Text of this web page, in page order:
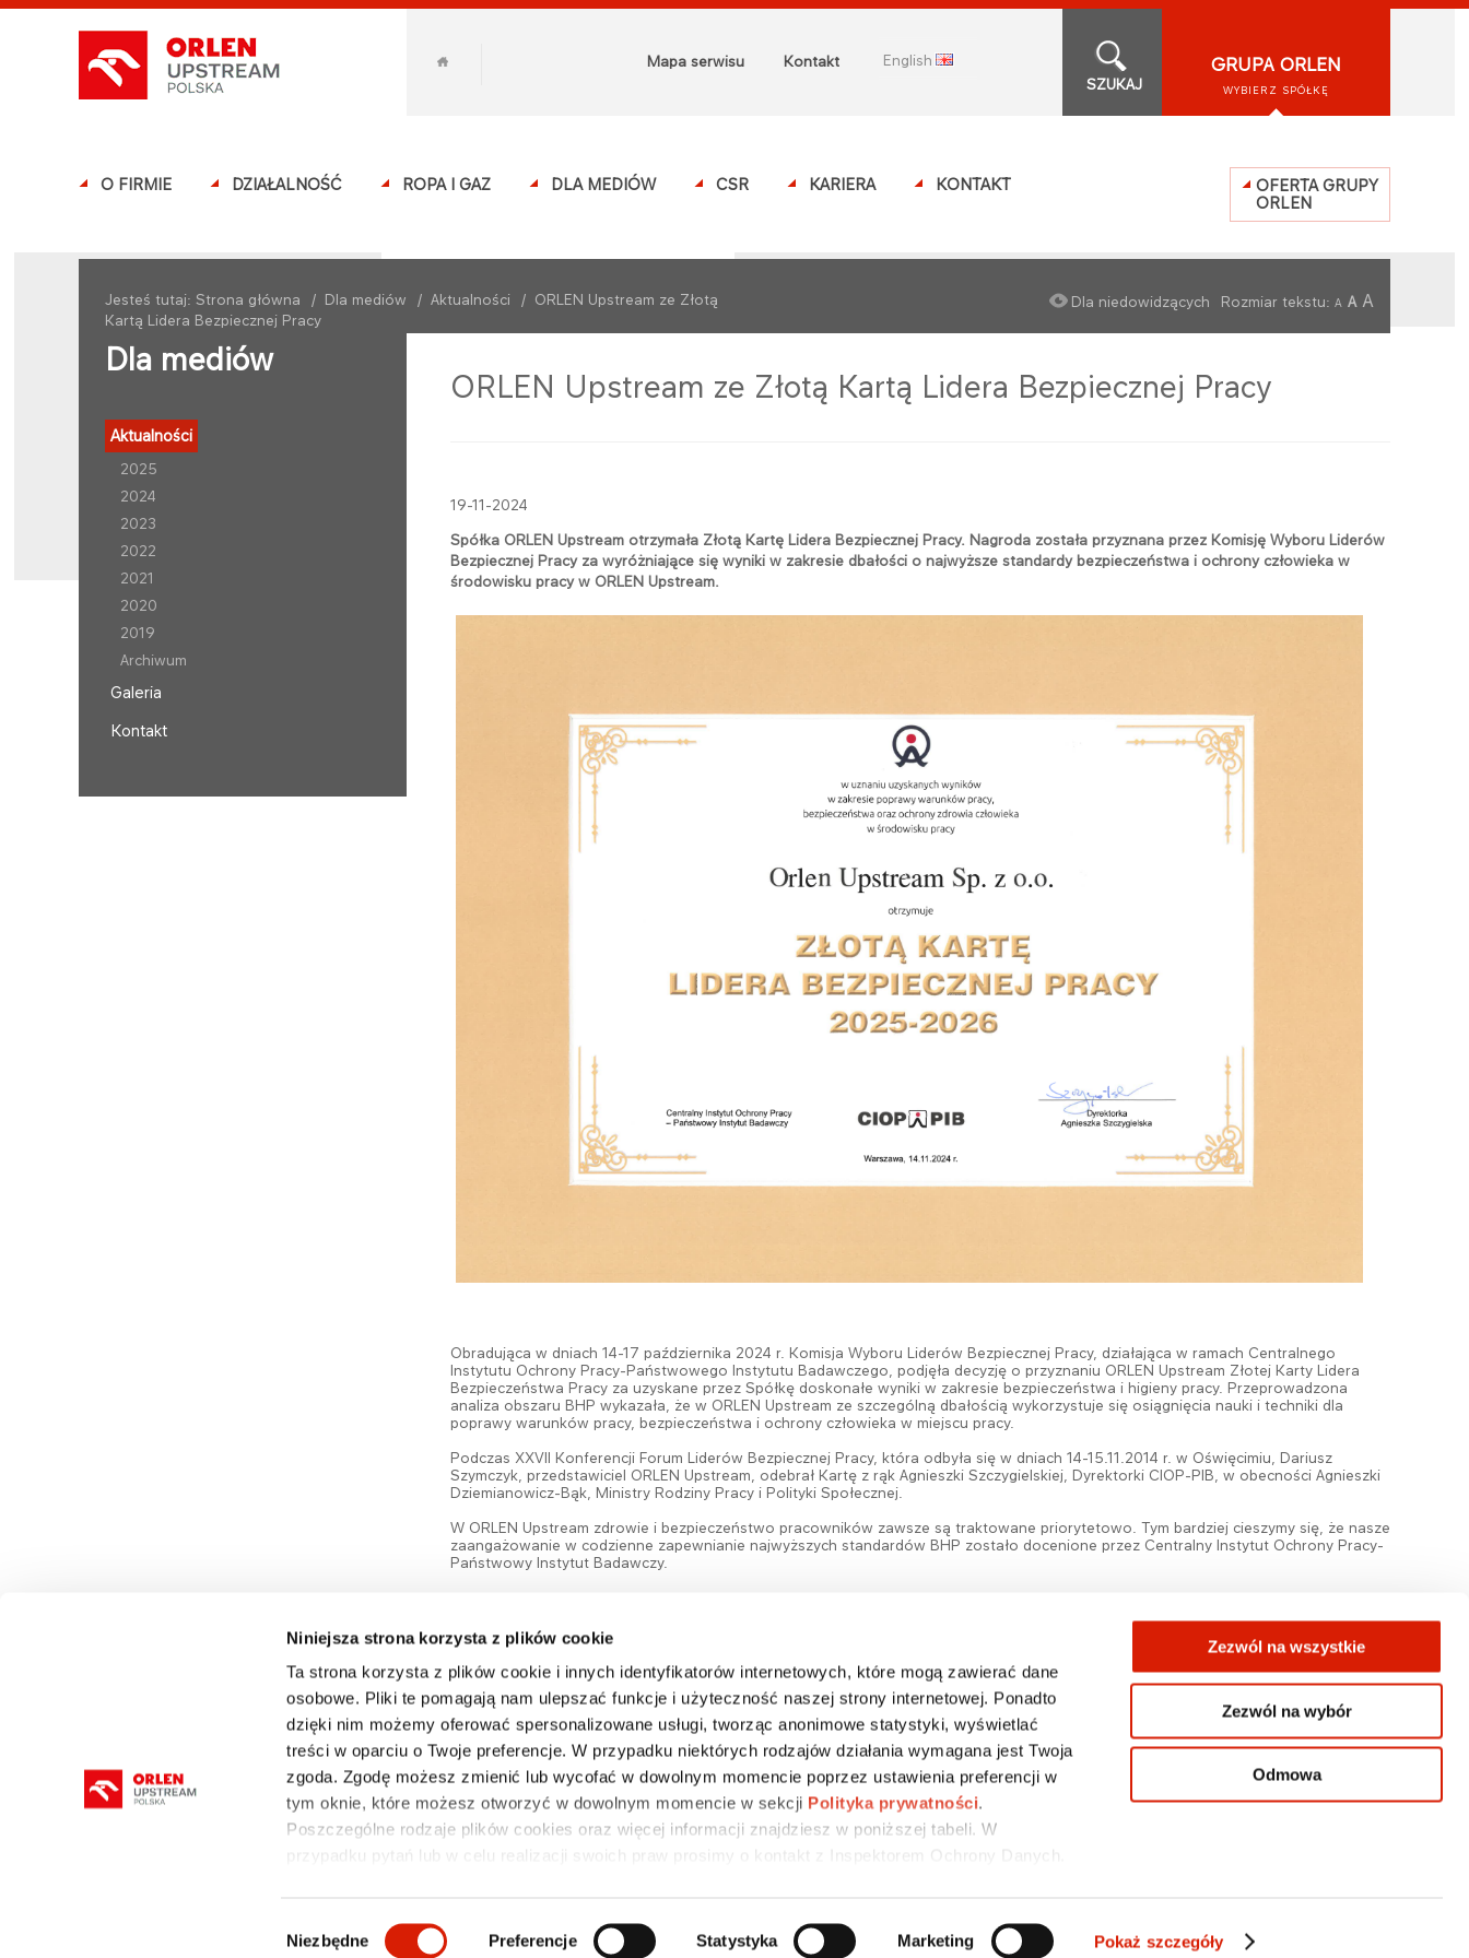
Niniejsza strona korzysta z plików cookie
Ta strona korzysta z plików cookie i innych identyfikatorów internetowych, które mogą zawierać dane
osobowe. Pliki te pomagają nam ulepszać funkcje i użyteczność naszej strony internetowej. Ponadto
dzięki nim możemy oferować spersonalizowane usługi, tworząc anonimowe statystyki, wyświetlać
treści w oparciu o Twoje preferencje. W przypadku niektórych rodzajów działania wymagana jest Twoja
zgoda. Zgodę możesz zmienić lub wycofać w dowolnym momencie poprzez ustawienia preferencji w
tym oknie, które możesz otworzyć w dowolnym momencie w sekcji Polityka prywatności.
Poszczególne rodzaje plików cookies oraz więcej informacji znajdziesz w poniższej tabeli. W
przypadku pytań lub w celu realizacji swoich praw prosimy o kontakt z Inspektorem Ochrony Danych.
zgody
Niezbędne Preferencje Statystyka Marketing Pokaż szczegóły
Zezwól na wszystkie
Zezwól na wybór
Odmowa
Mapa serwisu Kontakt
english
SZUKAJ
GRUPA ORLEN
WYBIERZ SPÓŁKĘ
O FIRMIE DZIAŁALNOŚĆ ROPA I GAZ DLA MEDIÓW CSR KARIERA KONTAKT
OFERTA GRUPY
ORLEN
Jesteś tutaj: Strona główna / Dla mediów / Aktualności / ORLEN Upstream ze Złotą
Kartą Lidera Bezpiecznej Pracy
Dla niedowidzących Rozmiar tekstu: A A A
Dla mediów
Aktualności
2025
2024
2023
2022
2021
2020
2019
Archiwum
Galeria
Kontakt
ORLEN Upstream ze Złotą Kartą Lidera Bezpiecznej Pracy
19-11-2024
Spółka ORLEN Upstream otrzymała Złotą Kartę Lidera Bezpiecznej Pracy. Nagroda została przyznana przez Komisję Wyboru Liderów
Bezpiecznej Pracy za wyróżniające się wyniki w zakresie dbałości o najwyższe standardy bezpieczeństwa i ochrony człowieka w
środowisku pracy w ORLEN Upstream.
Obradująca w dniach 14-17 października 2024 r. Komisja Wyboru Liderów Bezpiecznej Pracy, działająca w ramach Centralnego
Instytutu Ochrony Pracy-Państwowego Instytutu Badawczego, podjęła decyzję o przyznaniu ORLEN Upstream Złotej Karty Lidera
Bezpieczeństwa Pracy za uzyskane przez Spółkę doskonałe wyniki w zakresie bezpieczeństwa i higieny pracy. Przeprowadzona
analiza obszaru BHP wykazała, że w ORLEN Upstream ze szczególną dbałością wykorzystuje się osiągnięcia nauki i techniki dla
poprawy warunków pracy, bezpieczeństwa i ochrony człowieka w miejscu pracy.
Podczas XXVII Konferencji Forum Liderów Bezpiecznej Pracy, która odbyła się w dniach 14-15.11.2014 r. w Oświęcimiu, Dariusz
Szymczyk, przedstawiciel ORLEN Upstream, odebrał Kartę z rąk Agnieszki Szczygielskiej, Dyrektorki CIOP-PIB, w obecności Agnieszki
Dziemianowicz-Bąk, Ministry Rodziny Pracy i Polityki Społecznej.
W ORLEN Upstream zdrowie i bezpieczeństwo pracowników zawsze są traktowane priorytetowo. Tym bardziej cieszymy się, że nasze
zaangażowanie w codzienne zapewnianie najwyższych standardów BHP zostało docenione przez Centralny Instytut Ochrony Pracy-
Państwowy Instytut Badawczy.
Powrót
DZIAŁALNOŚĆ ROPA I GAZ DLA MEDIÓW CSR KARIERA KONTAKT